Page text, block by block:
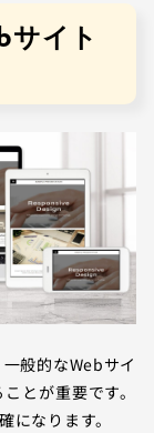
サイト
般的なWebサイ
とが重要です。
になります。